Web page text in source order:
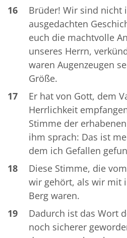
16
Brüder! Wir sind nicht
ausgedachten
euch die machtvolle
unseres Herrn,
waren Augenzeugen
Größe.
17
Er hat von Gott, dem
Herrlichkeit
Stimme der
ihm sprach: Das ist
dem ich Gefallen
18
Diese Stimme, die
wir gehört, als wir mit
Berg waren.
19
Dadurch ist das Wort
noch sicherer